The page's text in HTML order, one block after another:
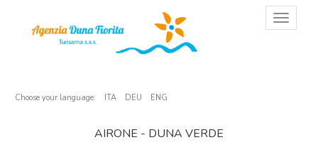
T
o
Choose your language: ITA DEU ENG
AIRONE - DUNA VERDE